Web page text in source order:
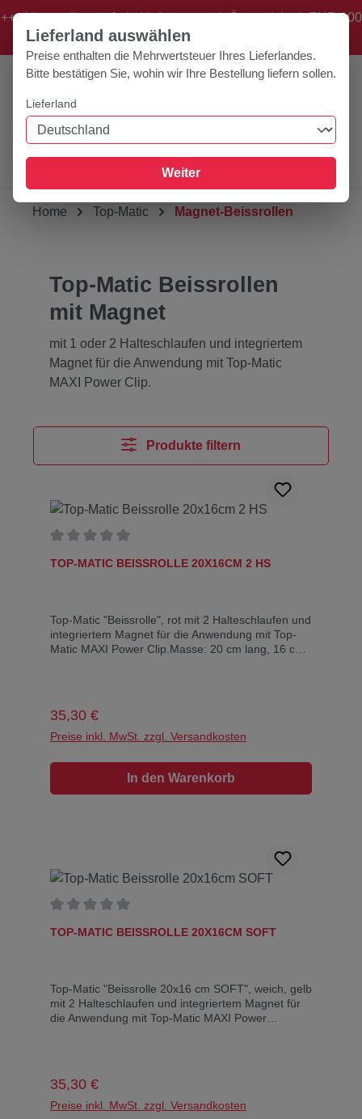
Zum Hauptinhalt springen
+++ Versandkostenfreie Lieferung nach Österreich ab EUR 100
Bestellwert! +++
Du hast 0
Home Top-Matic Magnet-Beissrollen
Top-Matic Beissrollen
mit Magnet
mit 1 oder 2 Halteschlaufen und integriertem
Magnet für die Anwendung mit Top-Matic
MAXI Power Clip.
Produkte filtern
TOP-MATIC BEISSROLLE 20X16CM 2 HS
Top-Matic "Beissrolle", rot mit 2 Halteschlaufen und
integriertem Magnet für die Anwendung mit Top-
Matic MAXI Power Clip.Masse: 20 cm lang, 16 cm
Regulärer Preis:
35,30 €
Preise inkl. MwSt. zzgl. Versandkosten
In den Warenkorb
TOP-MATIC BEISSROLLE 20X16CM SOFT
Top-Matic "Beissrolle 20x16 cm SOFT", weich, gelb
mit 2 Halteschlaufen und integriertem Magnet für
die Anwendung mit Top-Matic MAXI Power
Regulärer Preis:
35,30 €
Preise inkl. MwSt. zzgl. Versandkosten
Lieferland auswählen
Preise enthalten die Mehrwertsteuer Ihres Lieferlandes.
Bitte bestätigen Sie, wohin wir Ihre Bestellung liefern sollen.
Lieferland
Weiter